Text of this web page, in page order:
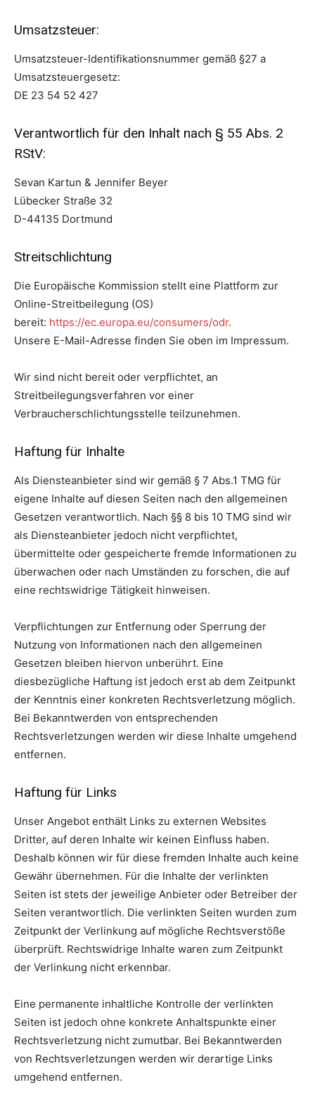
Umsatzsteuer:
Umsatzsteuer-Identifikationsnummer gemäß §27 a
Umsatzsteuergesetz:
DE 23 54 52 427
Verantwortlich für den Inhalt nach § 55 Abs. 2
RStV:
Sevan Kartun & Jennifer Beyer
Lübecker Straße 32
D-44135 Dortmund
Streitschlichtung
Die Europäische Kommission stellt eine Plattform zur
Online-Streitbeilegung (OS)
bereit: https://ec.europa.eu/consumers/odr.
Unsere E-Mail-Adresse finden Sie oben im Impressum.
Wir sind nicht bereit oder verpflichtet, an
Streitbeilegungsverfahren vor einer
Verbraucherschlichtungsstelle teilzunehmen.
Haftung für Inhalte
Als Diensteanbieter sind wir gemäß § 7 Abs.1 TMG für
eigene Inhalte auf diesen Seiten nach den allgemeinen
Gesetzen verantwortlich. Nach §§ 8 bis 10 TMG sind wir
als Diensteanbieter jedoch nicht verpflichtet,
übermittelte oder gespeicherte fremde Informationen zu
überwachen oder nach Umständen zu forschen, die auf
eine rechtswidrige Tätigkeit hinweisen.
Verpflichtungen zur Entfernung oder Sperrung der
Nutzung von Informationen nach den allgemeinen
Gesetzen bleiben hiervon unberührt. Eine
diesbezügliche Haftung ist jedoch erst ab dem Zeitpunkt
der Kenntnis einer konkreten Rechtsverletzung möglich.
Bei Bekanntwerden von entsprechenden
Rechtsverletzungen werden wir diese Inhalte umgehend
entfernen.
Haftung für Links
Unser Angebot enthält Links zu externen Websites
Dritter, auf deren Inhalte wir keinen Einfluss haben.
Deshalb können wir für diese fremden Inhalte auch keine
Gewähr übernehmen. Für die Inhalte der verlinkten
Seiten ist stets der jeweilige Anbieter oder Betreiber der
Seiten verantwortlich. Die verlinkten Seiten wurden zum
Zeitpunkt der Verlinkung auf mögliche Rechtsverstöße
überprüft. Rechtswidrige Inhalte waren zum Zeitpunkt
der Verlinkung nicht erkennbar.
Eine permanente inhaltliche Kontrolle der verlinkten
Seiten ist jedoch ohne konkrete Anhaltspunkte einer
Rechtsverletzung nicht zumutbar. Bei Bekanntwerden
von Rechtsverletzungen werden wir derartige Links
umgehend entfernen.